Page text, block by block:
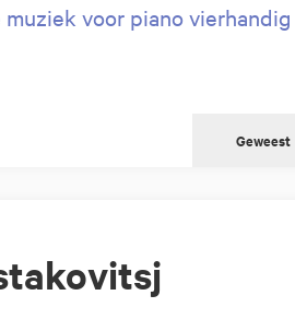
voor piano vierhandig
Geweest